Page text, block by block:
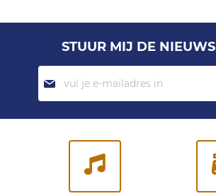
STUUR MIJ DE
Abonneer
je
op